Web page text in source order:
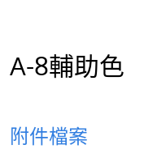
A-8輔助色
附件檔案